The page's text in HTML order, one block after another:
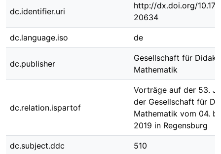
dc.identifier.uri
http://dx.doi.org/
20634
dc.language.iso de
dc.publisher
Gesellschaft für
Mathematik
dc.relation.ispartof
Vorträge auf der 53.
der Gesellschaft für
Mathematik vom 04.
2019 in Regensburg
dc.subject.ddc 510